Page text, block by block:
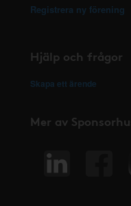
Registrera ny förening
Hjälp och frågor
Skapa ett ärende
Mer av